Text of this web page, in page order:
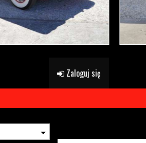
Zaloguj się